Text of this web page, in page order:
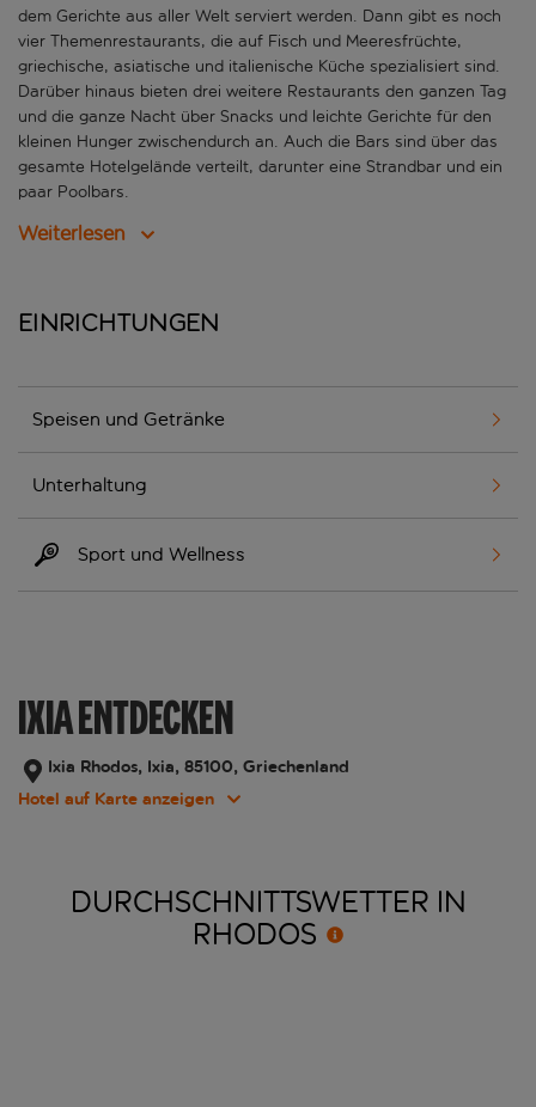
dem Gerichte aus aller Welt serviert werden. Dann gibt es noch
vier Themenrestaurants, die auf Fisch und Meeresfrüchte,
griechische, asiatische und italienische Küche spezialisiert sind.
Darüber hinaus bieten drei weitere Restaurants den ganzen Tag
und die ganze Nacht über Snacks und leichte Gerichte für den
kleinen Hunger zwischendurch an. Auch die Bars sind über das
gesamte Hotelgelände verteilt, darunter eine Strandbar und ein
paar Poolbars.
Weiterlesen
Einrichtungen
Speisen und Getränke
Unterhaltung
Sport und Wellness
IXIA ENTDECKEN
Ixia Rhodos, Ixia, 85100, Griechenland
Hotel auf Karte anzeigen
DURCHSCHNITTSWETTER IN
RHODOS